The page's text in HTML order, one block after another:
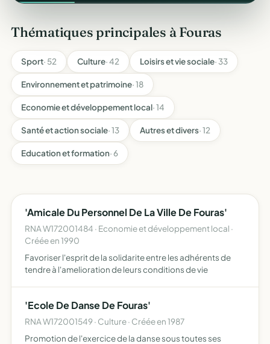
Thématiques principales à Fouras
Sport· 52 Culture· 42 Loisirs et vie sociale· 33
Environnement et patrimoine· 18
Economie et développement local· 14
Santé et action sociale· 13 Autres et divers· 12
Education et formation· 6
'Amicale Du Personnel De La Ville De Fouras'
RNA W172001484 · Economie et développement local ·
Créée en 1990
Favoriser l'esprit de la solidarite entre les adhérents de
tendre à l'amelioration de leurs conditions de vie
'Ecole De Danse De Fouras'
RNA W172001549 · Culture · Créée en 1987
Promotion de l'exercice de la danse sous toutes ses